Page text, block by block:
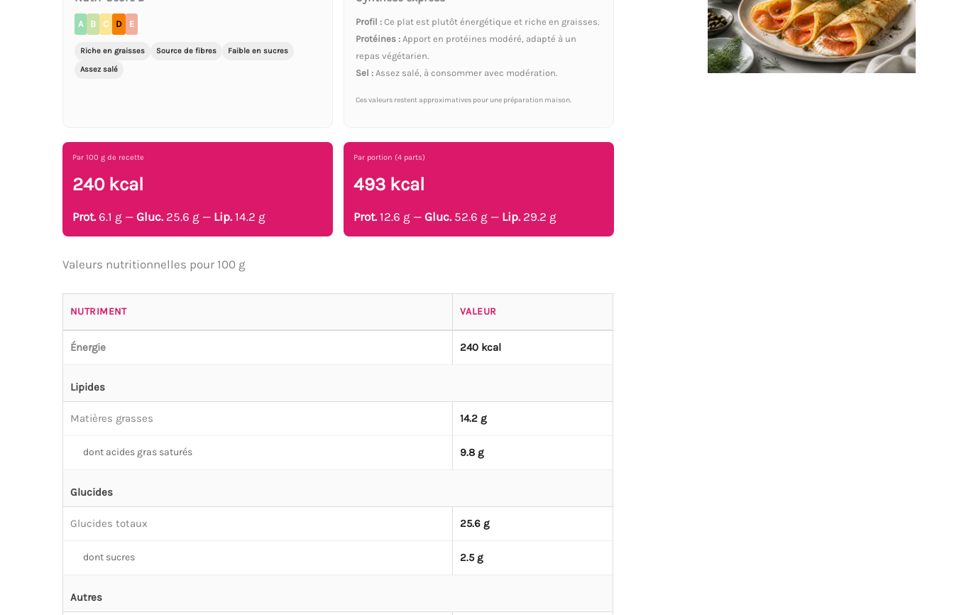
A B C D E
Riche en graisses Source de fibres
Faible en sucres
Assez salé
Profil : Ce plat est plutôt énergétique et riche en graisses.
Protéines : Apport en protéines modéré, adapté à un
repas végétarien.
Sel : Assez salé, à consommer avec modération.
Ces valeurs restent approximatives pour une préparation maison.
Par 100 g de recette
240 kcal
Prot.6.1 g — Gluc.25.6 g — Lip.14.2 g
Par portion (4 parts)
493 kcal
Prot.12.6 g —Gluc.52.6 g — Lip.29.2 g
Valeurs nutritionnelles pour 100 g
NUTRIMENT VALEUR
Énergie 240 kcal
Lipides
Matières grasses 14.2 g
dont acides gras saturés 9.8 g
Glucides
Glucides totaux 25.6 g
dont sucres 2.5 g
Autres